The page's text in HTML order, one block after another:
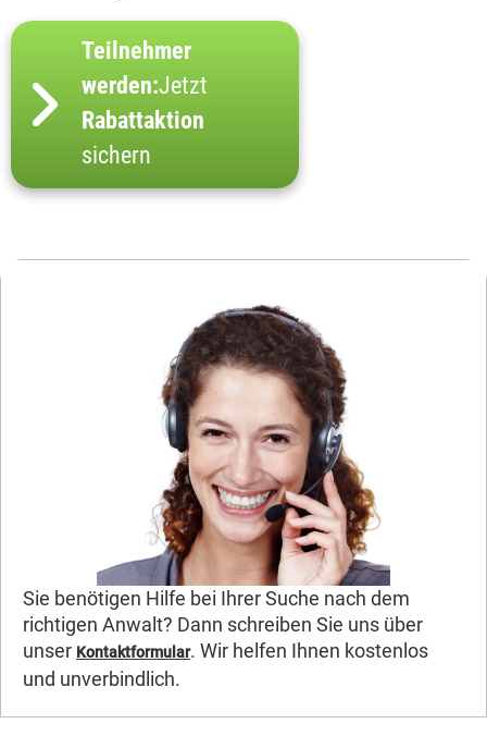
Teilnehmer
werden:Jetzt
Rabattaktion
sichern
Sie benötigen Hilfe bei Ihrer Suche nach dem
richtigen Anwalt? Dann schreiben Sie uns über
unser Kontaktformular. Wir helfen Ihnen kostenlos
und unverbindlich.